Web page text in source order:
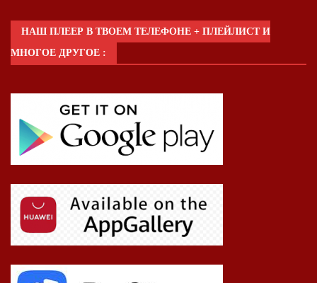
НАШ ПЛЕЕР В ТВОЕМ ТЕЛЕФОНЕ + ПЛЕЙЛИСТ И
МНОГОЕ ДРУГОЕ :